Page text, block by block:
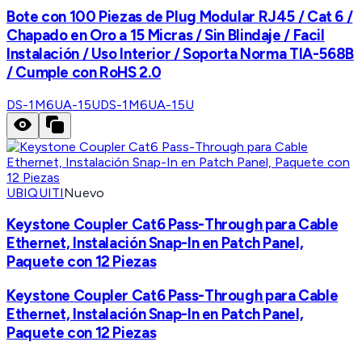
Bote con 100 Piezas de Plug Modular RJ45 / Cat 6 /
Chapado en Oro a 15 Micras / Sin Blindaje / Facil
Instalación / Uso Interior / Soporta Norma TIA-568B
/ Cumple con RoHS 2.0
DS-1M6UA-15UDS-1M6UA-15U
UBIQUITINuevo
Keystone Coupler Cat6 Pass-Through para Cable
Ethernet, Instalación Snap-In en Patch Panel,
Paquete con 12 Piezas
Keystone Coupler Cat6 Pass-Through para Cable
Ethernet, Instalación Snap-In en Patch Panel,
Paquete con 12 Piezas